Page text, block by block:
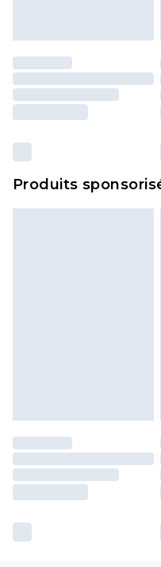
essayées en
y compris le linge de
surmatelas et les
n'affecte pas vos
politique de retour.
Produits